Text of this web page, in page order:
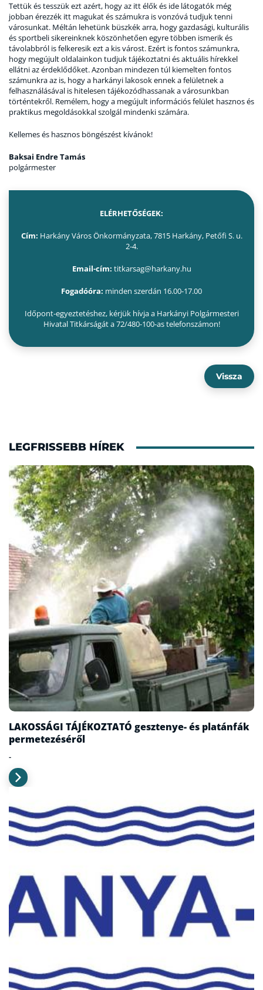
Tettük és tesszük ezt azért, hogy az itt élők és ide látogatók még
jobban érezzék itt magukat és számukra is vonzóvá tudjuk tenni
városunkat. Méltán lehetünk büszkék arra, hogy gazdasági, kulturális
és sportbeli sikereinknek köszönhetően egyre többen ismerik és
távolabbról is felkeresik ezt a kis várost. Ezért is fontos számunkra,
hogy megújult oldalainkon tudjuk tájékoztatni és aktuális hírekkel
ellátni az érdeklődőket. Azonban mindezen túl kiemelten fontos
számunkra az is, hogy a harkányi lakosok ennek a felületnek a
felhasználásával is hitelesen tájékozódhassanak a városunkban
történtekről. Remélem, hogy a megújult információs felület hasznos és
praktikus megoldásokkal szolgál mindenki számára.
Kellemes és hasznos böngészést kívánok!
Baksai Endre Tamás
polgármester
ELÉRHETŐSÉGEK:
Cím: Harkány Város Önkormányzata, 7815 Harkány, Petőfi S. u.
2-4.
Email-cím: titkarsag@harkany.hu
Fogadóóra: minden szerdán 16.00-17.00
Időpont-egyeztetéshez, kérjük hívja a Harkányi Polgármesteri
Hivatal Titkárságát a 72/480-100-as telefonszámon!
Vissza
LEGFRISSEBB HÍREK
LAKOSSÁGI TÁJÉKOZTATÓ gesztenye- és platánfák
permetezéséről
-